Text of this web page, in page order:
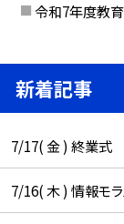
令和7年度教
新着記事
7/17( 金 ) 終業式
7/16( 木 ) 情報モ